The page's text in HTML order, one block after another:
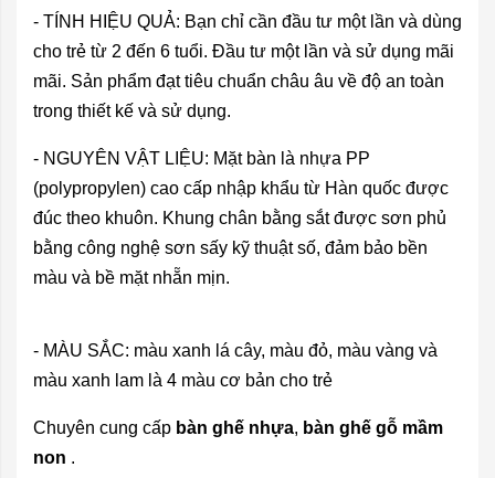
- TÍNH HIỆU QUẢ: Bạn chỉ cần đầu tư một lần và dùng
cho trẻ từ 2 đến 6 tuổi. Đầu tư một lần và sử dụng mãi
mãi. Sản phẩm đạt tiêu chuẩn châu âu về độ an toàn
trong thiết kế và sử dụng.
- NGUYÊN VẬT LIỆU: Mặt bàn là nhựa PP
(polypropylen) cao cấp nhập khẩu từ Hàn quốc được
đúc theo khuôn. Khung chân bằng sắt được sơn phủ
bằng công nghệ sơn sấy kỹ thuật số, đảm bảo bền
màu và bề mặt nhẵn mịn.
- MÀU SẮC: màu xanh lá cây, màu đỏ, màu vàng và
màu xanh lam là 4 màu cơ bản cho trẻ
Chuyên cung cấp bàn ghế nhựa, bàn ghế gỗ mầm
non .